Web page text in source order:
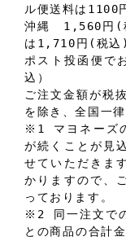
ル便送料は
沖縄 1,560円(
は1,710円(税
ポスト投函便で
込）
ご注文金額が税
を除き、全国一
※1 マヨネーズ
が続くことが見
せていただきま
かりますので、
っております。
※2 同一注文で
との商品の合計